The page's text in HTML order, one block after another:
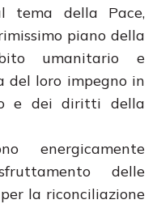
tema della Pace,
piano della
umanitario e
del loro impegno in
e dei diritti della
energicamente
delle
la riconciliazione